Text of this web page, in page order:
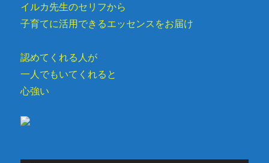
イルカ先生のセリフから
子育てに活用できるエッセンスをお届け
認めてくれる人が
一人でもいてくれると
心強い